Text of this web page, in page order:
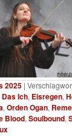
2025 |
Das Ich, Eisregen,
,Orden Ogan,
Blood,Soulbound,